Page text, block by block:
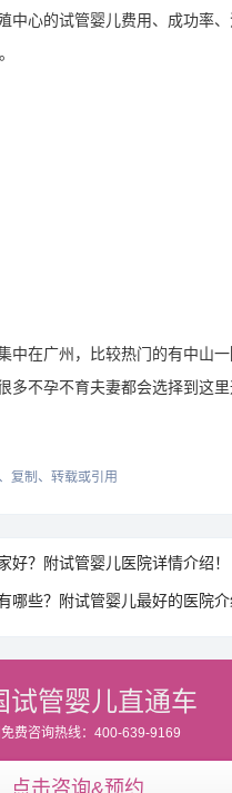
中心的试管婴儿费用、成功率
中在广州，比较热门的有中山
多不孕不育夫妻都会选择到这
复制、转载或引用
好？附试管婴儿医院详情介绍！
哪些？附试管婴儿最好的医院
试管婴儿直通车
费咨询热线：400-639-9169